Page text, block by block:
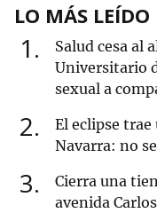
LO MÁS LEÍDO
1
Salud cesa al
Universitario
sexual a
2
El eclipse
Navarra: no
3
Cierra una
avenida